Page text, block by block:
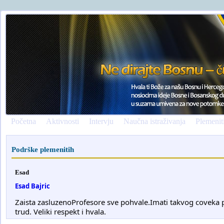
Početna Aktivnosti Intervju Naučna istraživanja
Podrške plemenitih
Esad
Esad Bajric
Zaista zasluzenoProfesore sve pohvale.Imati takvog
trud. Veliki respekt i hvala.